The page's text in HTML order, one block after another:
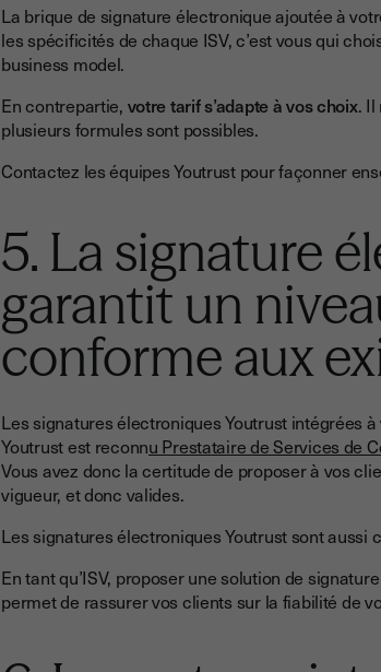
La brique de signature électronique ajoutée à
les spécificités de chaque ISV, c’est vous qui
business model.
En contrepartie, votre tarif s’adapte à vos choix. Il
plusieurs formules sont possibles.
Contactez les équipes Youtrust pour façonner
5. La signature
garantit un
conforme aux
Les signatures électroniques Youtrust intégrées
Youtrust est reconnu Prestataire de Services de
Vous avez donc la certitude de proposer à vos
vigueur, et donc valides.
Les signatures électroniques Youtrust sont aussi
En tant qu’ISV, proposer une solution de
permet de rassurer vos clients sur la fiabilité de